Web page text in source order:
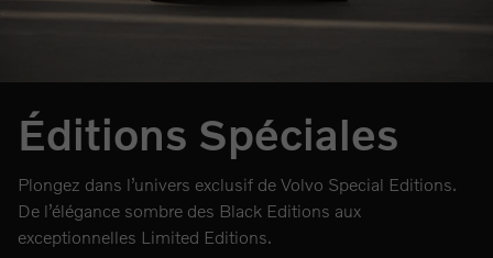
Éditions Spéciales
Plongez dans l’univers exclusif de Volvo Special Editions.
De l’élégance sombre des Black Editions aux
exceptionnelles Limited Editions.